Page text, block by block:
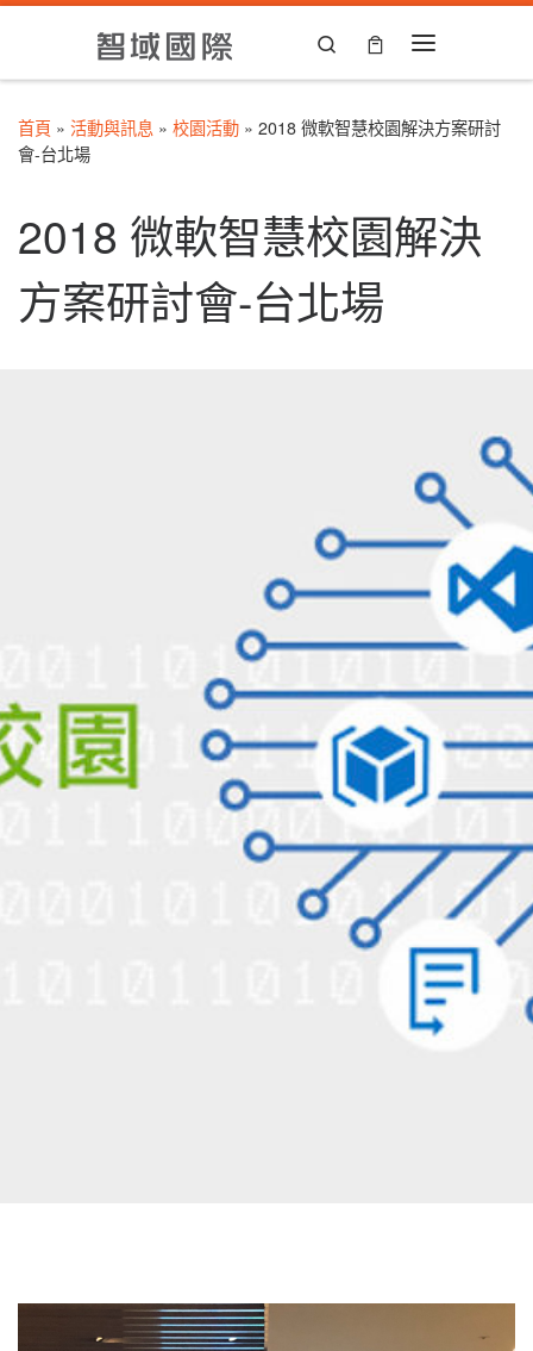
Skip to content
Search
首頁 » 活動與訊息 » 校園活動 » 2018 微軟智慧校園解決方案研討
會-台北場
2018 微軟智慧校園解決
方案研討會-台北場